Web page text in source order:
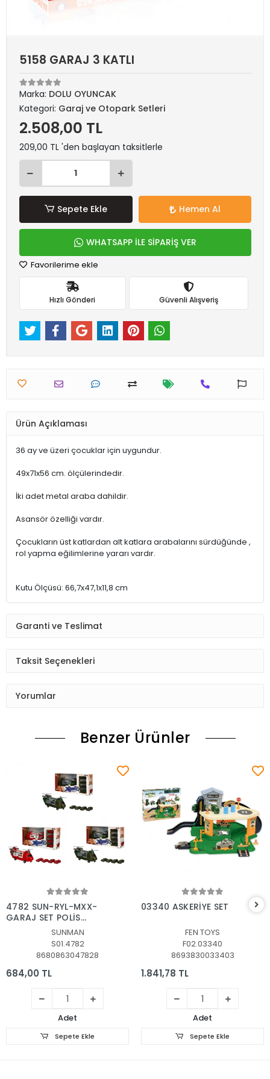
5158 GARAJ 3 KATLI
Marka: DOLU OYUNCAK
Kategori: Garaj ve Otopark Setleri
2.508,00 TL
209,00 TL 'den başlayan taksitlerle
Sepete Ekle Hemen Al
WHATSAPP İLE SİPARİŞ VER
Favorilerime ekle
Hızlı Gönderi Güvenli Alışveriş
Ürün Açıklaması
36 ay ve üzeri çocuklar için uygundur.
49x71x56 cm. ölçülerindedir.
İki adet metal araba dahildir.
Asansör özelliği vardır.
Çocukların üst katlardan alt katlara arabalarını sürdüğünde ,
rol yapma eğilimlerine yararı vardır.
Kutu Ölçüsü: 66,7x47,1x11,8 cm
Garanti ve Teslimat
Taksit Seçenekleri
Yorumlar
Benzer Ürünler
4782 SUN-RYL-MXX-
GARAJ SET POLİS
AMBULANS ASKER
TAŞIYICI HELİKOPTER
ARB 3R
SUNMAN
S01.4782
8680863047828
684,00 TL
Adet
Sepete Ekle
Sepete Ekle
03340 ASKERİYE SET
FEN TOYS
F02.03340
8693830033403
1.841,78 TL
Adet
Sepete Ekle